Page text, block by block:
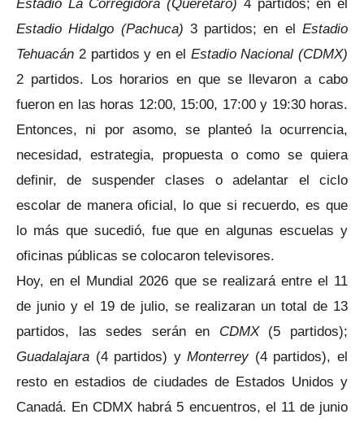
Estadio La Corregidora (Querétaro) 4 partidos; en el
Estadio Hidalgo (Pachuca) 3 partidos; en elEstadio
Tehuacán 2 partidos y en el Estadio Nacional (CDMX)
2 partidos. Los horarios en que se llevaron a cabo
fueron en las horas 12:00, 15:00, 17:00 y 19:30 horas.
Entonces, ni por asomo, se planteó la ocurrencia,
necesidad, estrategia, propuesta o como se quiera
definir, de suspender clases o adelantar el ciclo
escolar de manera oficial, lo que si recuerdo, es que
lo más que sucedió, fue que en algunas escuelas y
oficinas públicas se colocaron televisores.
Hoy, en el Mundial 2026 que se realizará entre el 11
de junio y el 19 de julio, se realizaran un total de 13
partidos, las sedes serán en CDMX(5 partidos);
Guadalajara (4 partidos) yMonterrey(4 partidos), el
resto en estadios de ciudades de Estados Unidos y
Canadá. En CDMX habrá 5 encuentros, el 11 de junio